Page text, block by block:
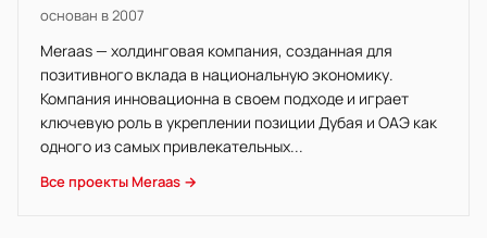
основан в 2007
Meraas — холдинговая компания, созданная для
позитивного вклада в национальную экономику.
Компания инновационна в своем подходе и играет
ключевую роль в укреплении позиции Дубая и ОАЭ как
одного из самых привлекательных...
Все проекты Meraas →